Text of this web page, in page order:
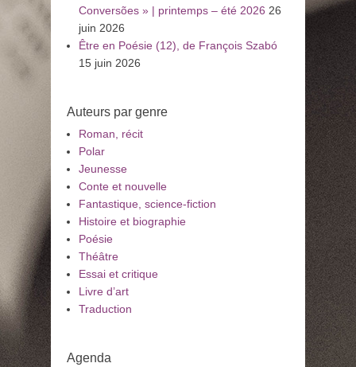
Conversões » | printemps – été 2026 26
juin 2026
Être en Poésie (12), de François Szabó
15 juin 2026
Auteurs par genre
Roman, récit
Polar
Jeunesse
Conte et nouvelle
Fantastique, science-fiction
Histoire et biographie
Poésie
Théâtre
Essai et critique
Livre d’art
Traduction
Agenda